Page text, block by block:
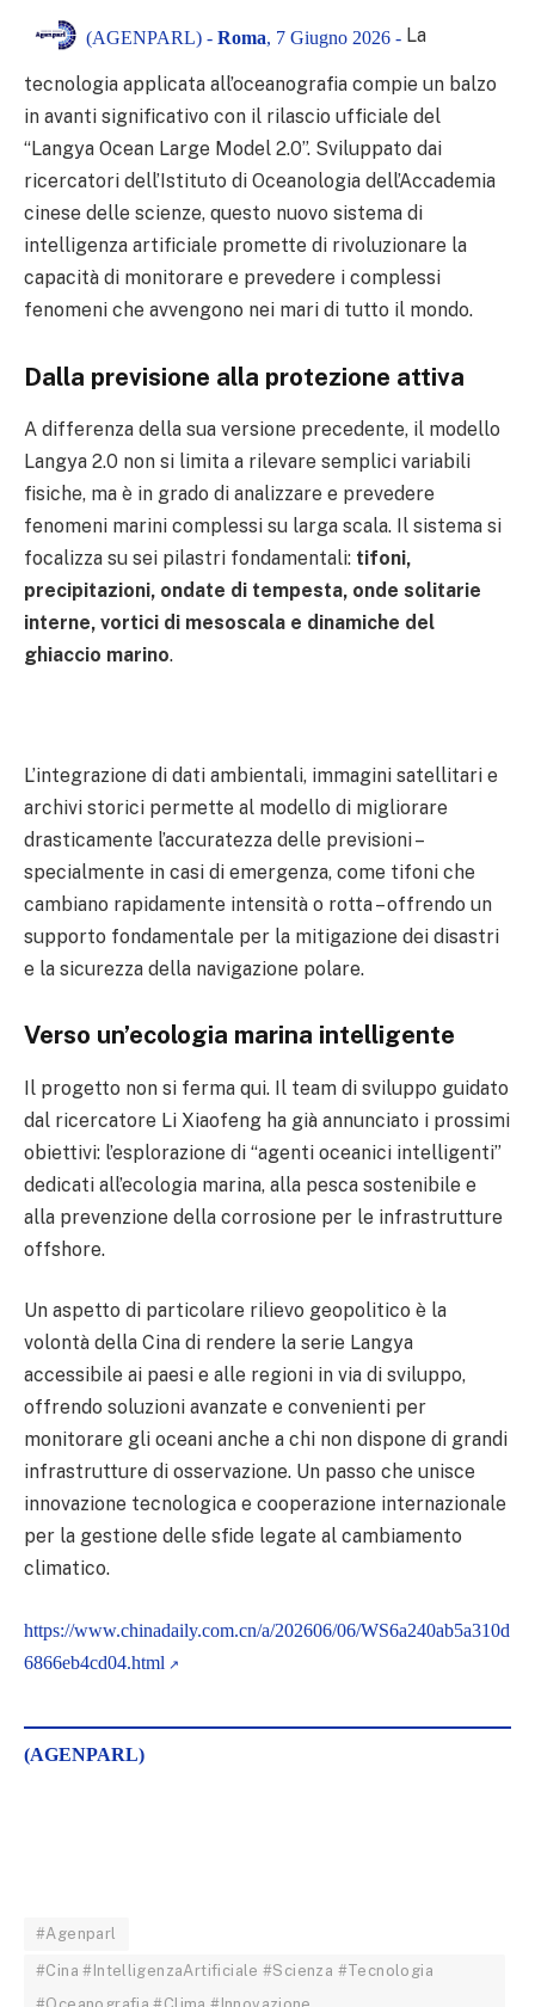
(AGENPARL) - Roma, 7 Giugno 2026 - La
tecnologia applicata all’oceanografia compie un balzo
in avanti significativo con il rilascio ufficiale del
“Langya Ocean Large Model 2.0”. Sviluppato dai
ricercatori dell’Istituto di Oceanologia dell’Accademia
cinese delle scienze, questo nuovo sistema di
intelligenza artificiale promette di rivoluzionare la
capacità di monitorare e prevedere i complessi
fenomeni che avvengono nei mari di tutto il mondo.
Dalla previsione alla protezione attiva
A differenza della sua versione precedente, il modello
Langya 2.0 non si limita a rilevare semplici variabili
fisiche, ma è in grado di analizzare e prevedere
fenomeni marini complessi su larga scala. Il sistema si
focalizza su sei pilastri fondamentali: tifoni,
precipitazioni, ondate di tempesta, onde solitarie
interne, vortici di mesoscala e dinamiche del
ghiaccio marino.
L’integrazione di dati ambientali, immagini satellitari e
archivi storici permette al modello di migliorare
drasticamente l’accuratezza delle previsioni –
specialmente in casi di emergenza, come tifoni che
cambiano rapidamente intensità o rotta – offrendo un
supporto fondamentale per la mitigazione dei disastri
e la sicurezza della navigazione polare.
Verso un’ecologia marina intelligente
Il progetto non si ferma qui. Il team di sviluppo guidato
dal ricercatore Li Xiaofeng ha già annunciato i prossimi
obiettivi: l’esplorazione di “agenti oceanici intelligenti”
dedicati all’ecologia marina, alla pesca sostenibile e
alla prevenzione della corrosione per le infrastrutture
offshore.
Un aspetto di particolare rilievo geopolitico è la
volontà della Cina di rendere la serie Langya
accessibile ai paesi e alle regioni in via di sviluppo,
offrendo soluzioni avanzate e convenienti per
monitorare gli oceani anche a chi non dispone di grandi
infrastrutture di osservazione. Un passo che unisce
innovazione tecnologica e cooperazione internazionale
per la gestione delle sfide legate al cambiamento
climatico.
https://www.chinadaily.com.cn/a/202606/06/WS6a240ab5a310d
6866eb4cd04.html
(AGENPARL)
#Agenparl
#Cina #IntelligenzaArtificiale #Scienza #Tecnologia